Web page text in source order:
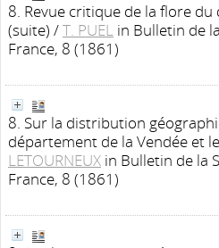
8. Revue critique de la flore
(suite) /T. PUEL in Bulletin de
France, 8 (1861)
8. Sur la distribution
département de la Vendée et
LETOURNEUX in Bulletin de la
France, 8 (1861)